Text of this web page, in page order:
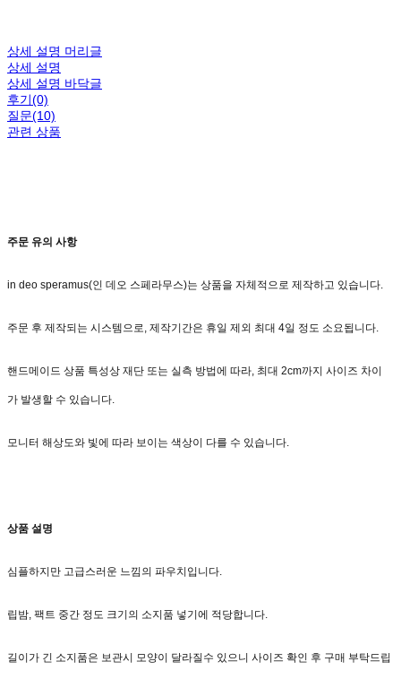
상세 설명 머리글
상세 설명
상세 설명 바닥글
후기(0)
질문(10)
관련 상품
주문 유의 사항
in deo speramus(인 데오 스페라무스)는 상품을 자체적으로 제작하고 있습니다.
주문 후 제작되는 시스템으로, 제작기간은 휴일 제외 최대 4일 정도 소요됩니다.
핸드메이드 상품 특성상 재단 또는 실측 방법에 따라, 최대 2cm까지 사이즈 차이
가 발생할 수 있습니다.
모니터 해상도와 빛에 따라 보이는 색상이 다를 수 있습니다.
상품 설명
심플하지만 고급스러운 느낌의 파우치입니다.
립밤, 팩트 중간 정도 크기의 소지품 넣기에 적당합니다.
길이가 긴 소지품은 보관시 모양이 달라질수 있으니 사이즈 확인 후 구매 부탁드립